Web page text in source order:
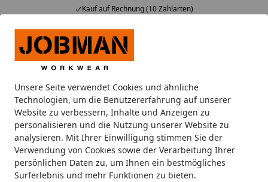
Unsere Seite verwendet Cookies und ähnliche
Technologien, um die Benutzererfahrung auf unserer
Website zu verbessern, Inhalte und Anzeigen zu
personalisieren und die Nutzung unserer Website zu
analysieren. Mit Ihrer Einwilligung stimmen Sie der
Verwendung von Cookies sowie der Verarbeitung Ihrer
persönlichen Daten zu, um Ihnen ein bestmögliches
Surferlebnis und mehr Funktionen zu bieten.
Kauf auf Rechnung (10 Zahlarten)
Alle Produkte
Mein Konto
Suchen
Startseite
Unser Montageservice